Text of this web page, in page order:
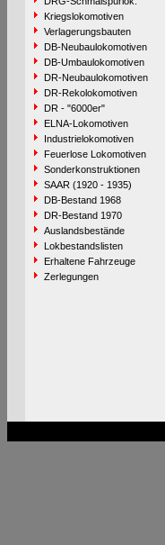
Kriegslokomotiven
Verlagerungsbauten
DB-Neubaulokomotiven
DB-Umbaulokomotiven
DR-Neubaulokomotiven
DR-Rekolokomotiven
DR - "6000er"
ELNA-Lokomotiven
Industrielokomotiven
Feuerlose Lokomotiven
Sonderkonstruktionen
SAAR (1920 - 1935)
DB-Bestand 1968
DR-Bestand 1970
Auslandsbestände
Lokbestandslisten
Erhaltene Fahrzeuge
Zerlegungen